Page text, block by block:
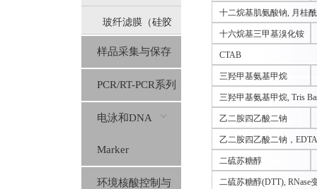
玻纤滤膜（硅胶
膜）
样品采集与保存
PCR/RT-PCR系列
电泳和DNA
Marker
环境核酸控制与
十二烷基肌氨酸钠, 月桂酰
十六烷基三甲基溴化铵
CTAB
三羟甲基氨基甲烷
三羟甲基氨基甲烷, Tris
乙二胺四乙酸二钠
乙二胺四乙酸二钠，
二硫苏糖醇
二硫苏糖醇(DTT), RNase